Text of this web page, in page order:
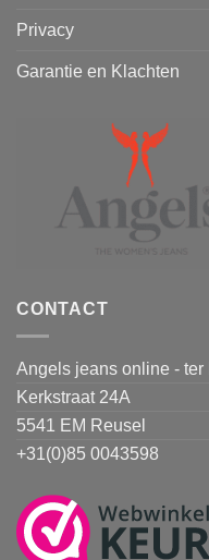
Privacy
Garantie en Klachten
CONTACT
Angels jeans online - ter
Kerkstraat 24A
5541 EM Reusel
+31(0)85 0043598